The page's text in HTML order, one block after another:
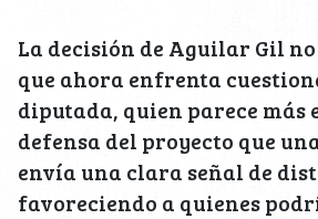
La decisión de Aguilar Gil
que ahora enfrenta
diputada, quien parece más
defensa del proyecto que
envía una clara señal de
favoreciendo a quienes